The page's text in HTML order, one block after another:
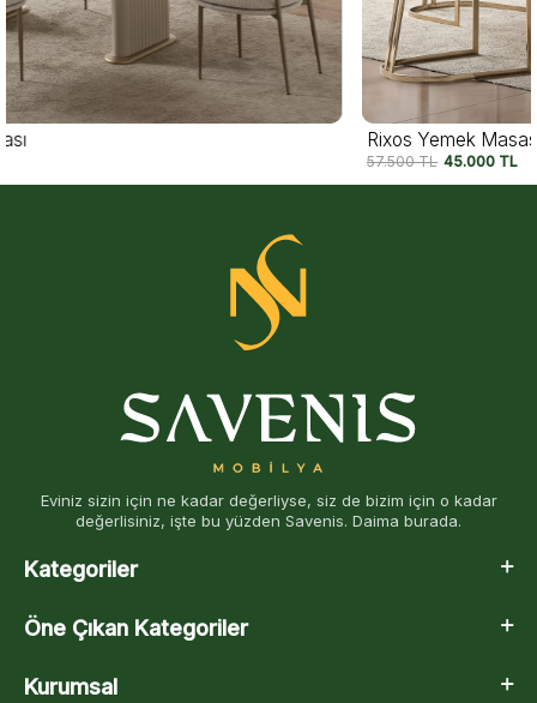
Rixos Yemek Masası
Eviniz sizin için ne kadar değerliyse, siz de bizim için o kadar
değerlisiniz, işte bu yüzden Savenis. Daima burada.
Kategoriler
Öne Çıkan Kategoriler
Kurumsal